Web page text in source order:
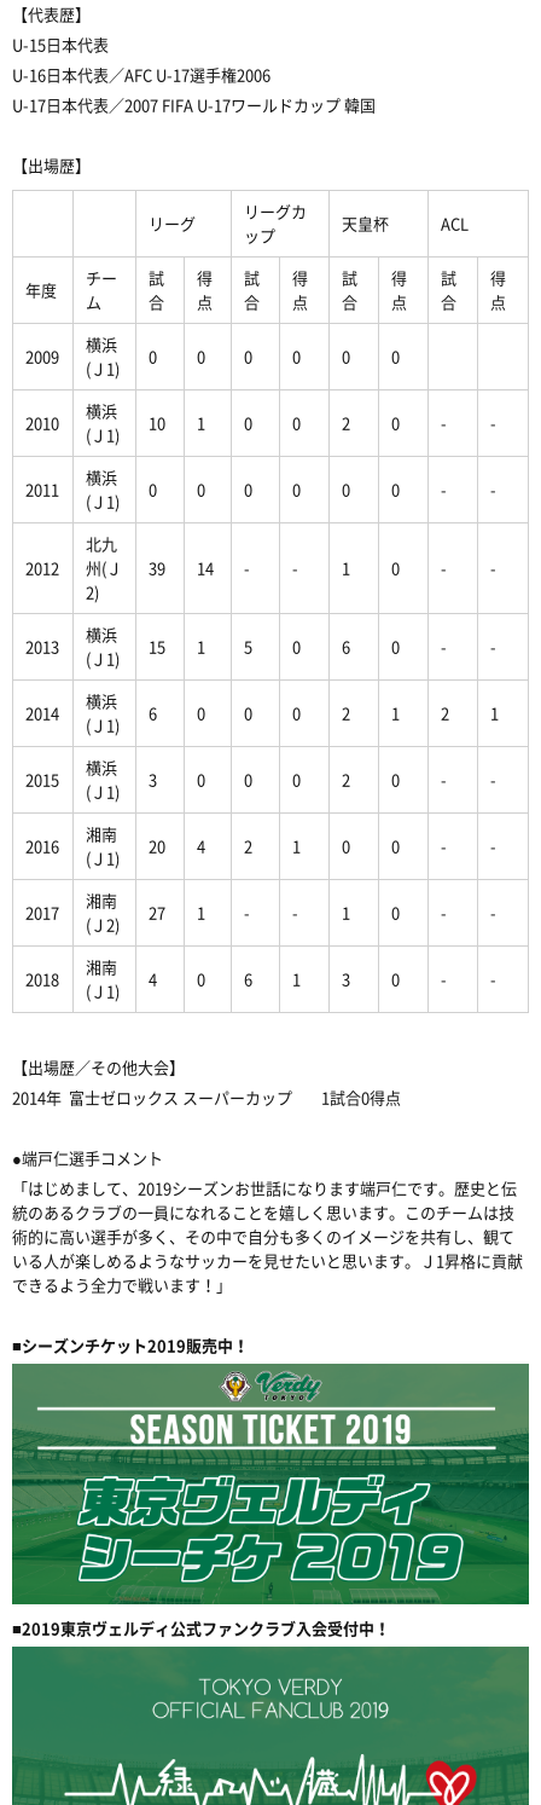
【代表歴】
U-15日本代表
U-16日本代表／AFC U-17選手権2006
U-17日本代表／2007 FIFA U-17ワールドカップ 韓国
【出場歴】
リーグ
リーグカ
ップ
天皇杯 ACL
年度
チー
ム
試
合
得
点
試
合
得
点
試
合
得
点
試
合
得
点
2009
横浜
(Ｊ1)
0 0 0 0 0 0
2010
横浜
(Ｊ1)
10 1 0 0 2 0 - -
2011
横浜
(Ｊ1)
0 0 0 0 0 0 - -
2012
北九
州(Ｊ
2)
39 14 - - 1 0 - -
2013
横浜
(Ｊ1)
15 1 5 0 6 0 - -
2014
横浜
(Ｊ1)
6 0 0 0 2 1 2 1
2015
横浜
(Ｊ1)
3 0 0 0 2 0 - -
2016
湘南
(Ｊ1)
20 4 2 1 0 0 - -
2017
湘南
(Ｊ2)
27 1 - - 1 0 - -
2018
湘南
(Ｊ1)
4 0 6 1 3 0 - -
【出場歴／その他大会】
2014年 富士ゼロックス スーパーカップ 1試合0得点
●端戸仁選手コメント
「はじめまして、2019シーズンお世話になります端戸仁です。歴史と伝
統のあるクラブの一員になれることを嬉しく思います。このチームは技
術的に高い選手が多く、その中で自分も多くのイメージを共有し、観て
いる人が楽しめるようなサッカーを見せたいと思います。Ｊ1昇格に貢献
できるよう全力で戦います！」
■シーズンチケット2019販売中！
■2019東京ヴェルディ公式ファンクラブ入会受付中！